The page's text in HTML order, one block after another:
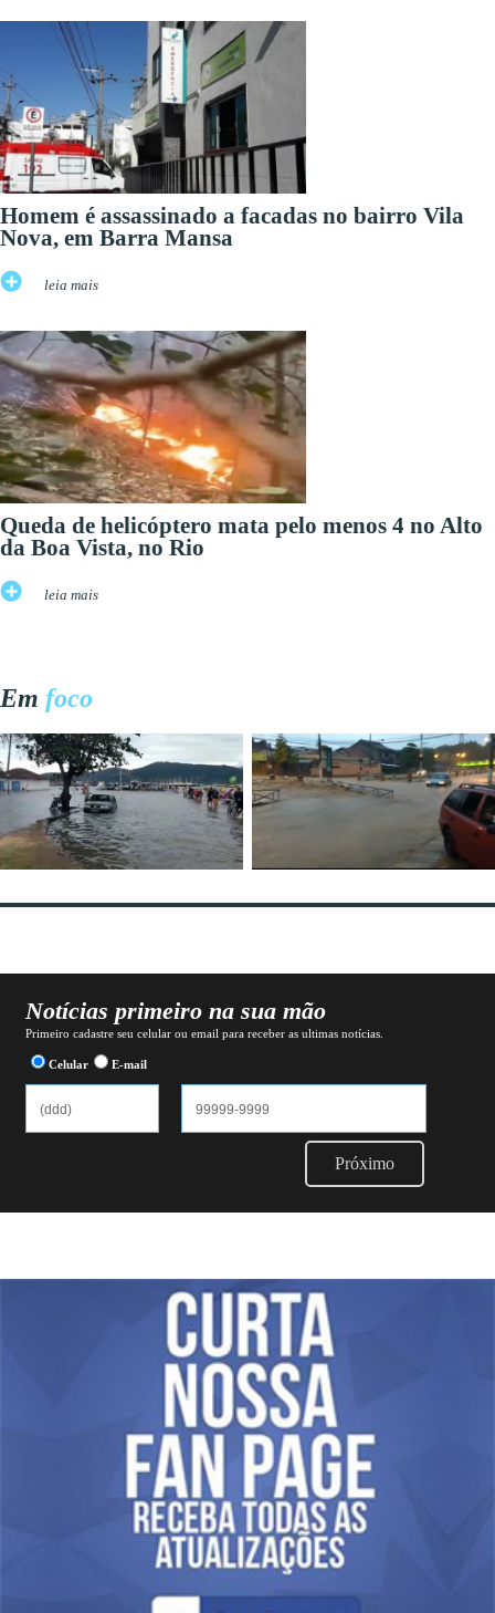
Homem é assassinado a facadas no bairro Vila
Nova, em Barra Mansa
leia mais
Queda de helicóptero mata pelo menos 4 no Alto
da Boa Vista, no Rio
leia mais
Em foco
Notícias primeiro na sua mão
Primeiro cadastre seu celular ou email para receber as ultimas notícias.
Celular E-mail
Próximo